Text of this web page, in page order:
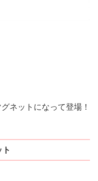
ネットになって登場！